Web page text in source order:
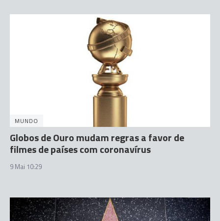
MUNDO
Globos de Ouro mudam regras a favor de
filmes de países com coronavírus
9 Mai 10:29